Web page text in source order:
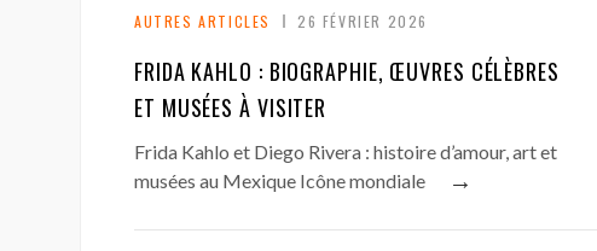
AUTRES ARTICLES 26 FÉVRIER 2026
FRIDA KAHLO : BIOGRAPHIE, ŒUVRES CÉLÈBRES
ET MUSÉES À VISITER
Frida Kahlo et Diego Rivera : histoire d’amour, art et
musées au Mexique Icône mondiale
→